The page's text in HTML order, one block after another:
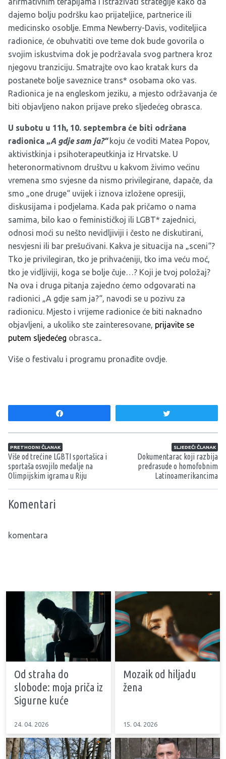
dajemo bolju podršku kao prijateljice, partnerice ili
medicinsko osoblje. Emma Newberry-Davis, voditeljica
radionice, će obuhvatiti ove teme dok bude govorila o
svojim iskustvima dok je podržavala svog partnera kroz
njegovu tranziciju. Smatrajte ovo kao kratak kurs da
postanete bolje saveznice trans* osobama oko vas.
Radionica je na engleskom jeziku, a mjesto održavanja će
biti objavljeno nakon prijave preko sljedećeg obrasca.
U subotu u 11h, 10. septembra će biti održana
radionica „A gdje sam ja?“ koju će voditi Matea Popov,
aktivistkinja i psihoterapeutkinja iz Hrvatske. U
heteronormativnom društvu u kakvom živimo većinu
vremena smo svjesne da nismo privilegirane, dapače, da
smo „one druge“ uvijek i iznova izložene opresiji,
diskusijama i podjelama. Kada pak pričamo o nama
samima, bilo kao o feminističkoj ili LGBT* zajednici,
odnosi moći su nešto nevidljiviji i često ne diskutirani,
nesvjesni ili bar prešućivani. Kakva je situacija na „sceni“?
Tko je privilegiran, tko je prihvaćeniji, tko ima veću moć,
tko je vidljiviji, koga se bolje čuje…? Koji je tvoj položaj?
Na ova i druga pitanja zajedno ćemo odgovarati na
radionici „A gdje sam ja?“, navodi se u pozivu za
radionicu. Mjesto i vrijeme radionice će biti naknadno
objavljeni, a ukoliko ste zainteresovane, prijavite se
putem sljedećeg obrasca..
Više o festivalu i programu pronađite ovdje.
Navigacija članaka
PRETHODNI ČLANAK
Više od trećine LGBTI sportašica i
sportaša osvojilo medalje na
Olimpijskim igrama u Riju
SLJEDEĆI ČLANAK
Dokumentarac koji razbija
predrasude o homofobnim
Latinoamerikancima
Komentari
komentara
Od straha do
slobode: moja priča iz
Sigurne kuće
24. 04. 2026
Mozaik od hiljadu
žena
15. 04. 2026